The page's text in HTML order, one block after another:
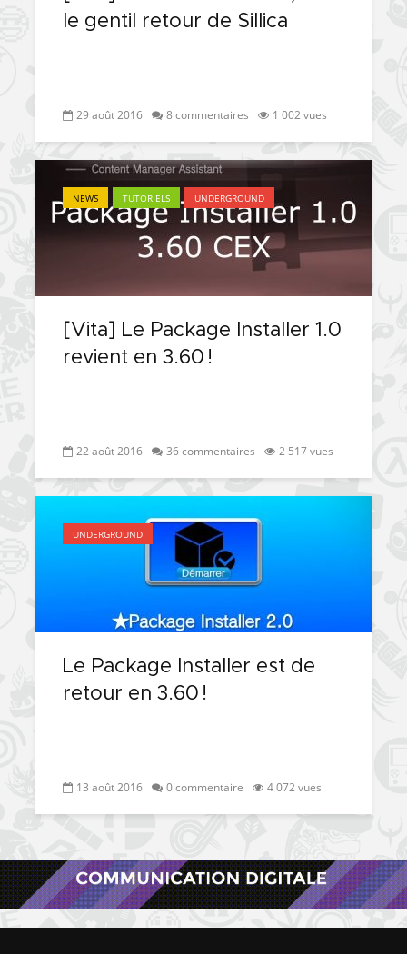
le gentil retour de Sillica
29 août 2016 8 commentaires 1 002 vues
NEWS TUTORIELS UNDERGROUND
[Vita] Le Package Installer 1.0
revient en 3.60 !
22 août 2016 36 commentaires 2 517 vues
UNDERGROUND
Le Package Installer est de
retour en 3.60 !
13 août 2016 0 commentaire 4 072 vues